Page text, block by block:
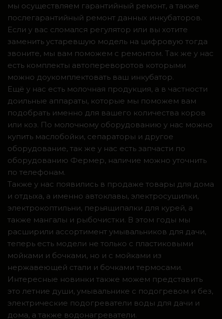
мы осуществляем гарантийный ремонт, а также
послегарантийный ремонт данных инкубаторов.
Если у вас сломался регулятор или вы хотите
заменить устаревшую модель на цифровую тогда
звоните, мы вам поможем с ремонтом. Так же у нас
есть комплекты автопереворотов которыми
можно доукомплектовать ваш инкубатор.
Ещё у нас есть молочная продукция, а в частности
доильные аппараты, которые мы поможем вам
подобрать именно для вашего количества коров
или коз. По молочному оборудованию у нас можно
купить маслобойки, сепараторы и другое
оборудование, так же у нас есть запчасти по
оборудованию Фермер, наличие можно уточнить
по телефонам.
Также у нас появились в продаже товары для дома
и отдыха, а именно автоклавы, электросушилки,
электрокоптильни, перьящипалки для курей, а
также мангалы и рыбочистки. В этом годы мы
расширили ассортимент умывальников для дачи,
теперь есть модели не только с пластиковыми
мойками и бочками, но и с мойками из
нержавеющей стали и бочками термосами.
Интересные новинки также можем представить
это летние души, умывальнике с подогревом и без,
электрические подогреватели воды для дачи и
дома, а также водонагреватели.